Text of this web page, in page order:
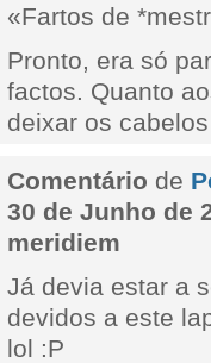
«Fartos de
Pronto, era só
factos. Quanto
deixar os
Comentário de
30 de Junho de
meridiem
Já devia estar a
devidos a este
lol :P